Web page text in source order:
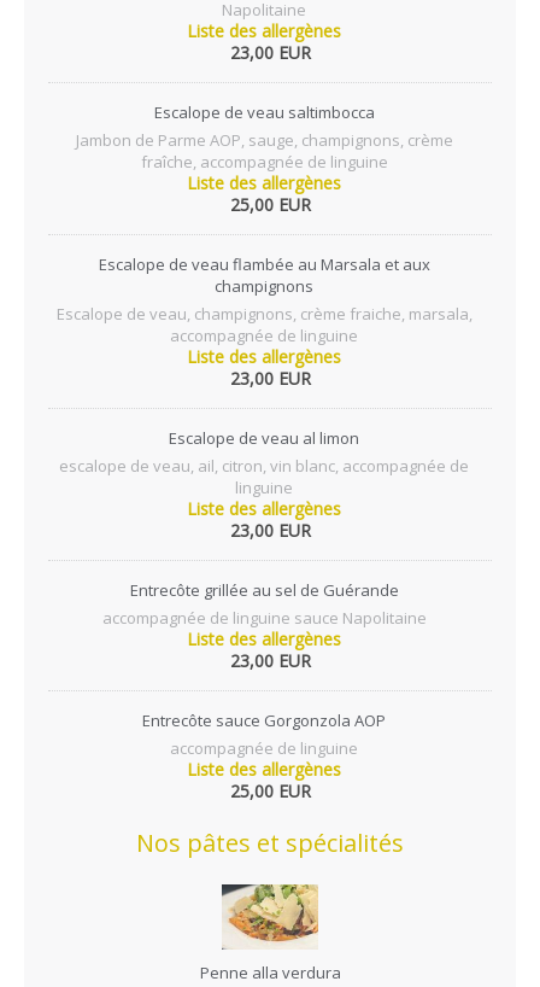
Napolitaine
Liste des allergènes
23,00 EUR
Escalope de veau saltimbocca
Jambon de Parme AOP, sauge, champignons, crème
fraîche, accompagnée de linguine
Liste des allergènes
25,00 EUR
Escalope de veau flambée au Marsala et aux
champignons
Escalope de veau, champignons, crème fraiche, marsala,
accompagnée de linguine
Liste des allergènes
23,00 EUR
Escalope de veau al limon
escalope de veau, ail, citron, vin blanc, accompagnée de
linguine
Liste des allergènes
23,00 EUR
Entrecôte grillée au sel de Guérande
accompagnée de linguine sauce Napolitaine
Liste des allergènes
23,00 EUR
Entrecôte sauce Gorgonzola AOP
accompagnée de linguine
Liste des allergènes
25,00 EUR
Nos pâtes et spécialités
Penne alla verdura